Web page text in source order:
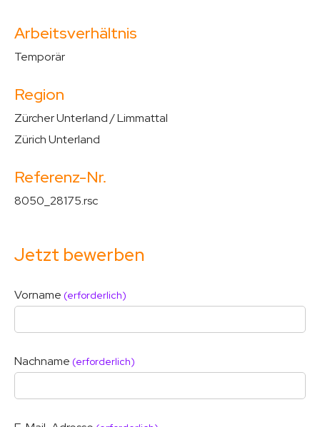
Arbeitsverhältnis
Temporär
Region
Zürcher Unterland / Limmattal
Zürich Unterland
Referenz-Nr.
8050_28175.rsc
Jetzt bewerben
Vorname (erforderlich)
Nachname (erforderlich)